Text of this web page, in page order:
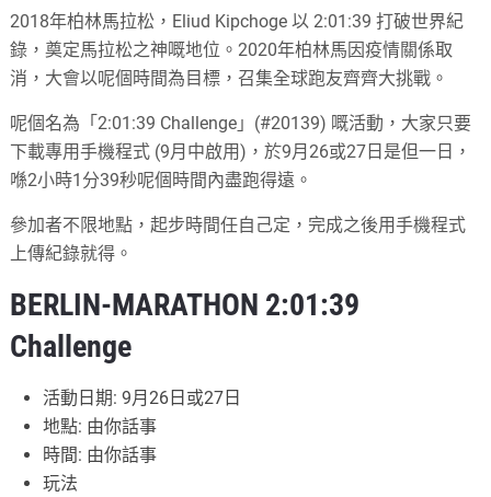
2018年柏林馬拉松，Eliud Kipchoge 以 2:01:39 打破世界紀
錄，奠定馬拉松之神嘅地位。2020年柏林馬因疫情關係取
消，大會以呢個時間為目標，召集全球跑友齊齊大挑戰。
呢個名為「2:01:39 Challenge」(#20139) 嘅活動，大家只要
下載專用手機程式 (9月中啟用)，於9月26或27日是但一日，
喺2小時1分39秒呢個時間內盡跑得遠。
參加者不限地點，起步時間任自己定，完成之後用手機程式
上傳紀錄就得。
BERLIN-MARATHON 2:01:39
Challenge
活動日期: 9月26日或27日
地點: 由你話事
時間: 由你話事
玩法